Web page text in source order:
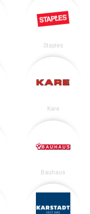
Staples
Kare
Bauhaus